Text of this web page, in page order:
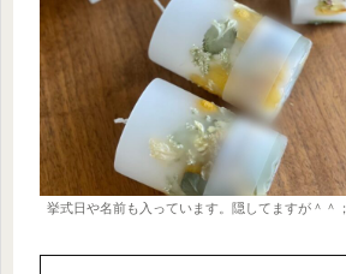
挙式日や名前も入っています。隠してますが＾＾；